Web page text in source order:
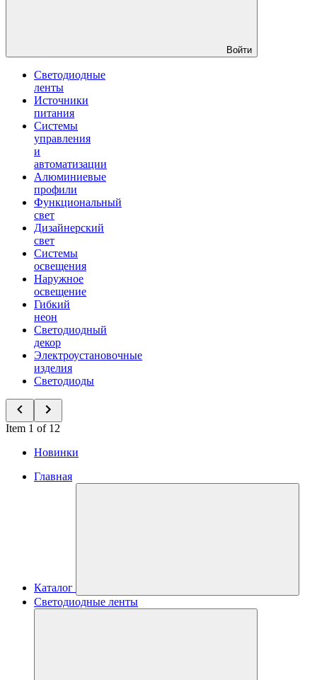
Войти
Светодиодные
ленты
Источники
питания
Системы
управления
и
автоматизации
Алюминиевые
профили
Функциональный
свет
Дизайнерский
свет
Системы
освещения
Наружное
освещение
Гибкий
неон
Светодиодный
декор
Электроустановочные
изделия
Светодиоды
Item 1 of 12
Новинки
Главная
Каталог
Светодиодные ленты